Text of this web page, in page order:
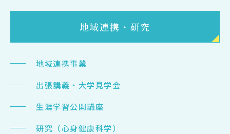
公式SNS
地域連携・研究
地域連携事業
出張講義・大学見学会
生涯学習公開講座
研究（心身健康科学）